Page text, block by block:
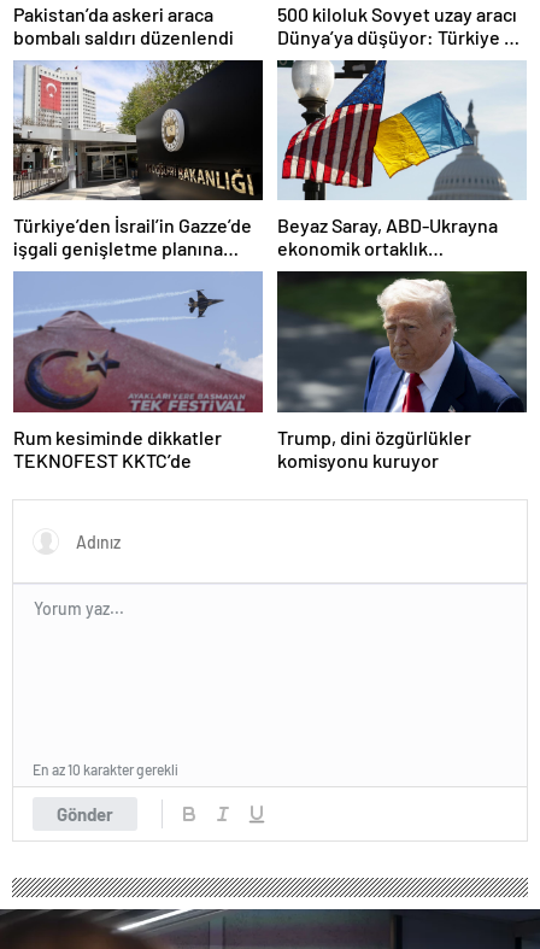
Pakistan’da askeri araca
bombalı saldırı düzenlendi
500 kiloluk Sovyet uzay aracı
Dünya’ya düşüyor: Türkiye de
risk altında
Türkiye’den İsrail’in Gazze’de
işgali genişletme planına
tepki
Beyaz Saray, ABD-Ukrayna
ekonomik ortaklık
anlaşmasının detaylarını
Rum kesiminde dikkatler
TEKNOFEST KKTC’de
Trump, dini özgürlükler
komisyonu kuruyor
Gönder
En az 10 karakter gerekli